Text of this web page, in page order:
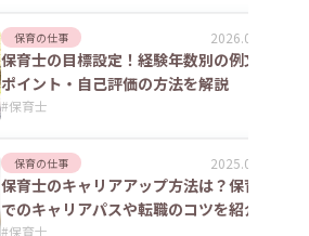
保育の仕事 2026.02.09
保育士の目標設定！経験年数別の例文や
ポイント・自己評価の方法を解説
#保育士
保育の仕事 2025.09.17
保育士のキャリアアップ方法は？保育園
でのキャリアパスや転職のコツを紹介
#保育士